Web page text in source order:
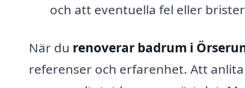
och att eventuella fel eller
När du renoverar badrum i
referenser och erfarenhet. Att